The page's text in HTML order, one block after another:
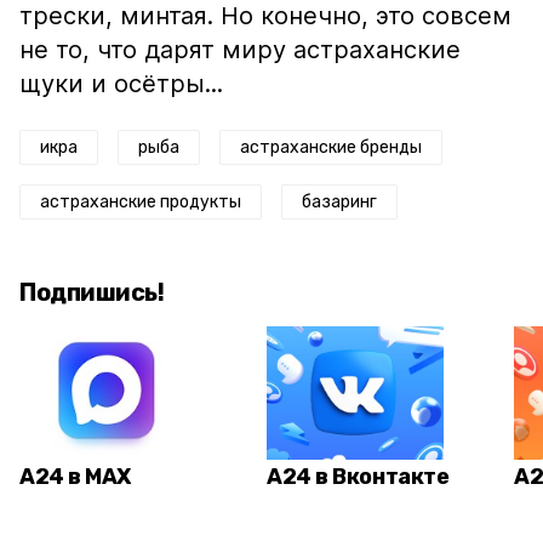
трески, минтая. Но конечно, это совсем
не то, что дарят миру астраханские
щуки и осётры...
икра рыба астраханские бренды
астраханские продукты базаринг
Подпишись!
А24 в MAX А24 в Вконтакте